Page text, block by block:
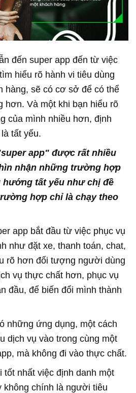
đến super app đến từ việc
hiểu rõ hành vi tiêu dùng
hàng, sẽ có cơ sở để có thể
hơn. Và một khi bạn hiểu rõ
của mình nhiều hơn, định
tất yếu.
app" được rất nhiều
nhận những trường hợp
hướng tất yếu như chị đề
hợp chỉ là chạy theo
app bắt đầu từ việc phục vụ
như đặt xe, thanh toán, chat,
rõ hơn đối tượng người dùng
vụ thực chất hơn, phục vụ
đầu, để biến đổi mình thành
những ứng dụng, một cách
dịch vụ vào trong cùng một
mà không đi vào thực chất.
nhất việc định danh một
không chính là người tiêu